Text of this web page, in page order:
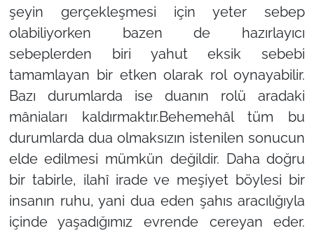
şeyin gerçekleşmesi için yeter sebep
olabiliyorken bazen de hazırlayıcı
sebeplerden biri yahut eksik sebebi
tamamlayan bir etken olarak rol oynayabilir.
Bazı durumlarda ise duanın rolü aradaki
mâniaları kaldırmaktır.Behemehâl tüm bu
durumlarda dua olmaksızın istenilen sonucun
elde edilmesi mümkün değildir. Daha doğru
bir tabirle, ilahî irade ve meşiyet böylesi bir
insanın ruhu, yani dua eden şahıs aracılığıyla
içinde yaşadığımız evrende cereyan eder.